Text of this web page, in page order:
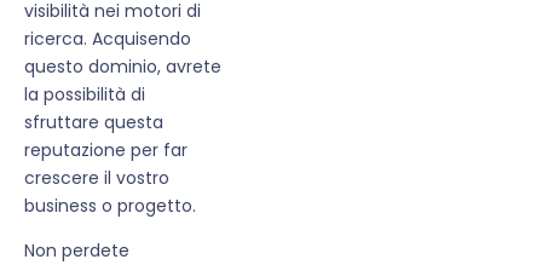
visibilità nei motori di
ricerca. Acquisendo
questo dominio, avrete
la possibilità di
sfruttare questa
reputazione per far
crescere il vostro
business o progetto.
Non perdete